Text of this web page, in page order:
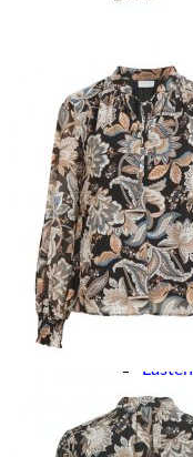
LAPSET
Lasten
Lasten
Lasten
Mekot
Lasten
Liivit
Lasten
Yöasut ja